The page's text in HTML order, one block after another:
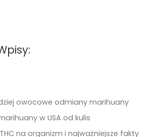
owocowe odmiany marihuany
w USA od kulis
na organizm i najważniejsze fakty